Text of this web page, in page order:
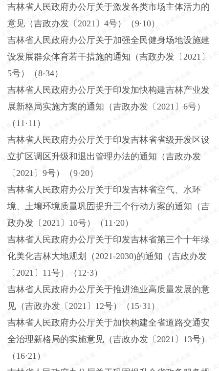
吉林省人民政府办公厅关于激发各类市场主体活力的
意见（吉政办发〔2021〕4号）（9·10）
吉林省人民政府办公厅关于加强全民健身场地设施建
设发展群众体育若干措施的通知（吉政办发〔2021〕
5号）（8·34）
吉林省人民政府办公厅关于印发加快构建吉林产业发
展新格局实施方案的通知（吉政办发〔2021〕6号）
（11·11）
吉林省人民政府办公厅关于印发吉林省省级开发区设
立扩区调区升级和退出管理办法的通知（吉政办发
〔2021〕9号）（9·20）
吉林省人民政府办公厅关于印发吉林省空气、水环
境、土壤环境质量巩固提升三个行动方案的通知（吉
政办发〔2021〕10号）（11·20）
吉林省人民政府办公厅关于印发吉林省第三个十年绿
化美化吉林大地规划（ 2021-2030)的通知（吉政办发
〔2021〕11号）（12·3）
吉林省人民政府办公厅关于推进渔业高质量发展的意
见（吉政办发〔2021〕12号）（15·31）
吉林省人民政府办公厅关于加快构建全省道路交通安
全治理新格局的实施意见（吉政办发〔2021〕13号）
（16·21）